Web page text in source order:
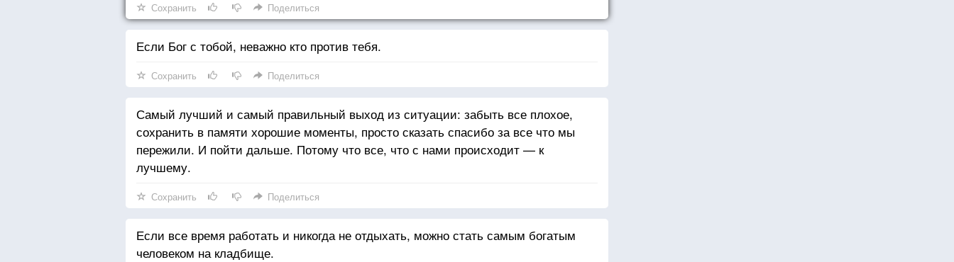
Сохранить Поделиться
Если Бог с тобой, неважно кто против тебя.
Сохранить Поделиться
Самый лучший и самый правильный выход из ситуации: забыть все плохое,
сохранить в памяти хорошие моменты, просто сказать спасибо за все что мы
пережили. И пойти дальше. Потому что все, что с нами происходит — к
лучшему.
Сохранить Поделиться
Если все время работать и никогда не отдыхать, можно стать самым богатым
человеком на кладбище.